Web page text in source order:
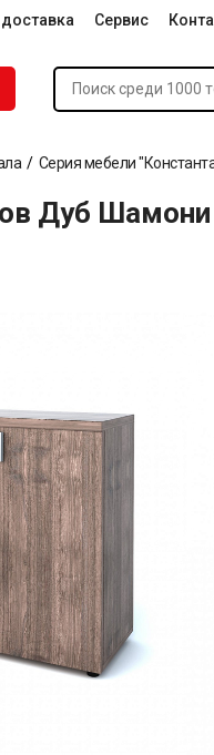
Сервис
Серия мебели
Дуб